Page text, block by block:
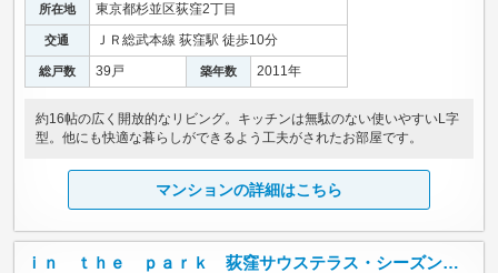
所在地 東京都杉並区荻窪2丁目
交通 ＪＲ総武本線 荻窪駅 徒歩10分
総戸数 39戸 築年数 2011年
約16帖の広く開放的なリビング。キッチンは無駄のない使いやすいL字
型。他にも快適な暮らしができるよう工夫がされたお部屋です。
マンションの詳細はこちら
ｉｎ ｔｈｅ ｐａｒｋ 荻窪サウステラス・シーズンテラス